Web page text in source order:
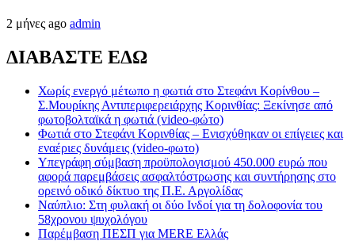
2 μήνες ago admin
ΔΙΑΒΑΣΤΕ ΕΔΩ
Χωρίς ενεργό μέτωπο η φωτιά στο Στεφάνι Κορίνθου –
Σ.Μουρίκης Αντιπεριφερειάρχης Κορινθίας: Ξεκίνησε από
φωτοβολταϊκά η φωτιά (video-φώτο)
Φωτιά στο Στεφάνι Κορινθίας – Ενισχύθηκαν οι επίγειες και
εναέριες δυνάμεις (video-φωτο)
Υπεγράφη σύμβαση προϋπολογισμού 450.000 ευρώ που
αφορά παρεμβάσεις ασφαλτόστρωσης και συντήρησης στο
ορεινό οδικό δίκτυο της Π.Ε. Αργολίδας
Ναύπλιο: Στη φυλακή οι δύο Ινδοί για τη δολοφονία του
58χρονου ψυχολόγου
Παρέμβαση ΠΕΣΠ για MERE Ελλάς